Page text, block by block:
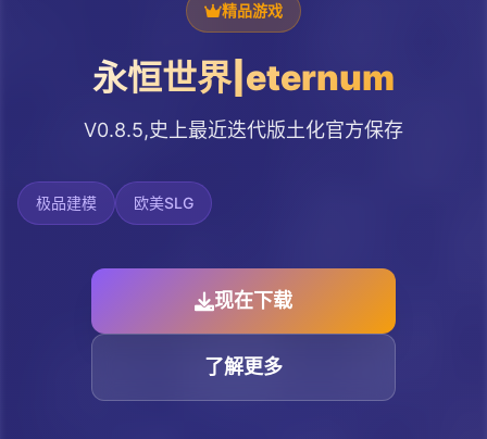
精品游戏
永恒世界|eternum
V0.8.5,史上最近迭代版土化官方保存
极品建模 欧美SLG
现在下载
了解更多